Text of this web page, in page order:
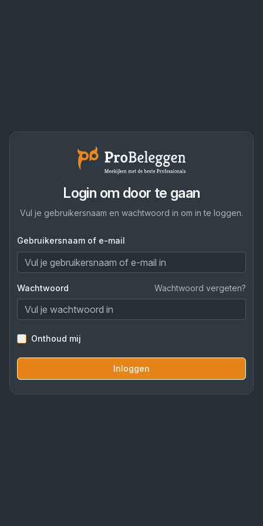
Login om door te gaan
Vul je gebruikersnaam en wachtwoord in om in te loggen.
Gebruikersnaam of e-mail
Wachtwoord Wachtwoord vergeten?
Onthoud mij
Inloggen